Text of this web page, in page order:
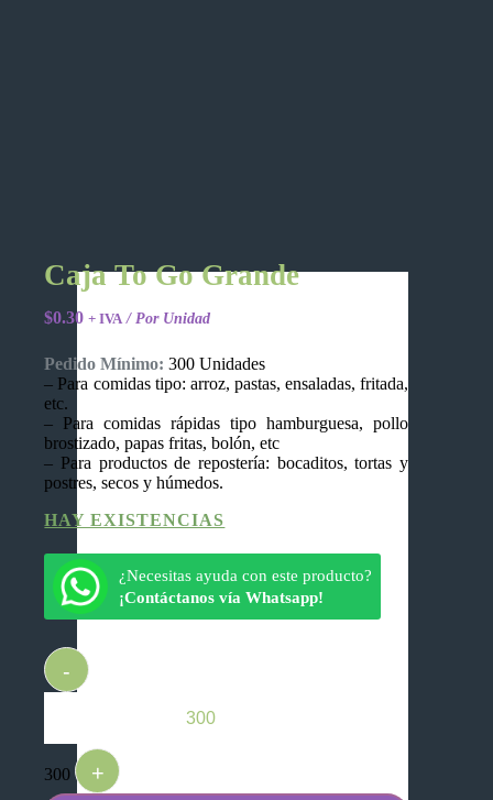
Caja To Go Grande
$0.30 + IVA/ Por Unidad
Pedido Mínimo: 300 Unidades
– Para comidas tipo: arroz, pastas, ensaladas, fritada,
etc.
– Para comidas rápidas tipo hamburguesa, pollo
brostizado, papas fritas, bolón, etc
– Para productos de repostería: bocaditos, tortas y
postres, secos y húmedos.
HAY EXISTENCIAS
¿Necesitas ayuda con este producto?
¡Contáctanos vía Whatsapp!
Quantity
-
300 +